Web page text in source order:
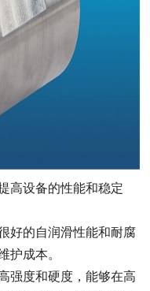
高设备的性能和稳定
好的自润滑性能和耐腐
护成本。
强度和硬度，能够在高